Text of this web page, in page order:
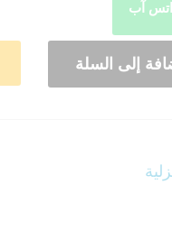
آب
إلى السلة